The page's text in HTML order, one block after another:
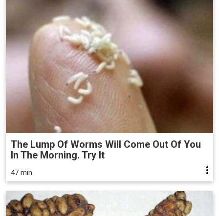
The Lump Of Worms Will Come Out Of You
In The Morning. Try It
47 min